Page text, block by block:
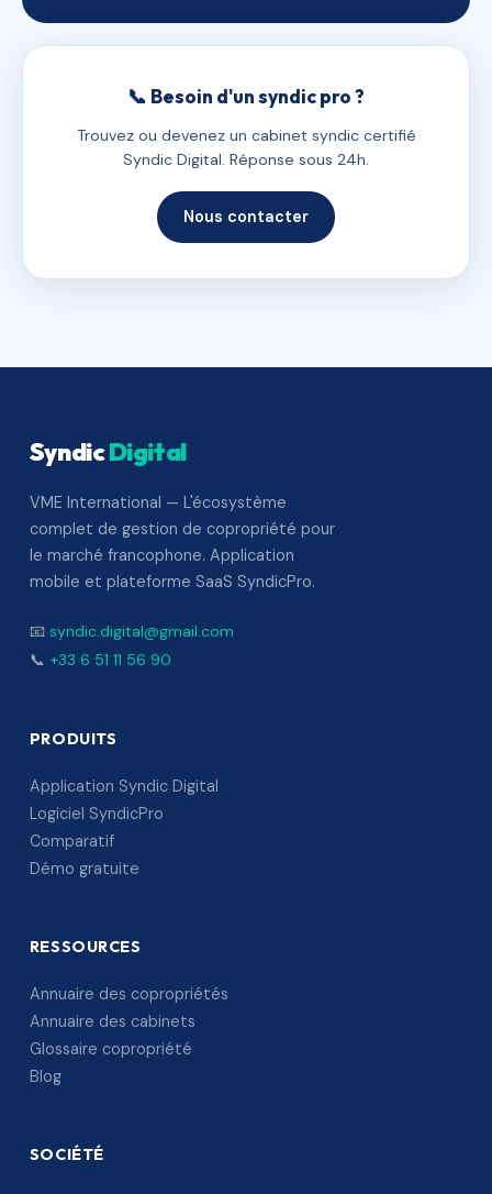
📞 Besoin d'un syndic pro ?
Trouvez ou devenez un cabinet syndic certifié
Syndic Digital. Réponse sous 24h.
Nous contacter
SyndicDigital
VME International — L'écosystème
complet de gestion de copropriété pour
le marché francophone. Application
mobile et plateforme SaaS SyndicPro.
📧 syndic.digital@gmail.com
📞 +33 6 51 11 56 90
PRODUITS
Application Syndic Digital
Logiciel SyndicPro
Comparatif
Démo gratuite
RESSOURCES
Annuaire des copropriétés
Annuaire des cabinets
Glossaire copropriété
Blog
SOCIÉTÉ